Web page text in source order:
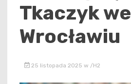
Tkaczyk we
Wrocławiu
25 listopada 2025 w /h2